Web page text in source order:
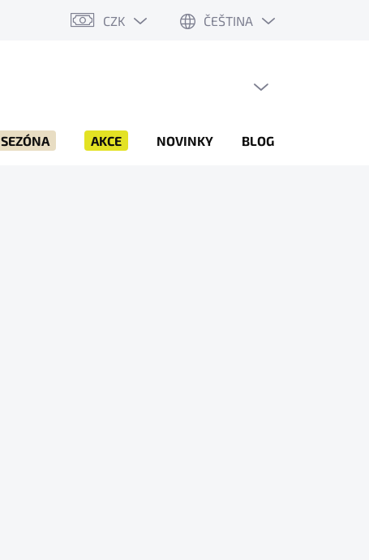
CZK ČEŠTINA
SEZÓNA AKCE NOVINKY BLOG